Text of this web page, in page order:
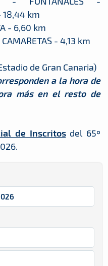
18,44 km
- 6,60 km
- 4,13 km
de Gran Canaria)
a la hora de
más en el resto de
de Inscritosdel 65º